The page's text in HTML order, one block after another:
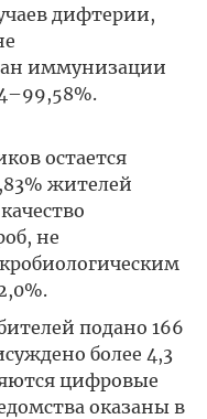
дифтерии,
иммунизации
остается
жителей
не
подано 166
более 4,3
цифровые
оказаны в